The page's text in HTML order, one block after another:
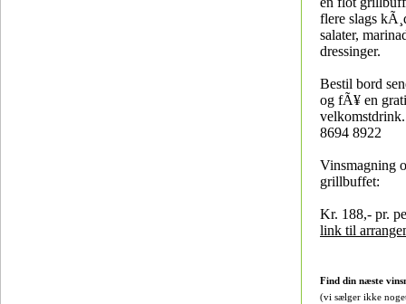
flere slags
salater,
dressinger.
Bestil bord
og fÃ¥ en
8694 8922
Vinsmagning
grillbuffet:
Kr. 188,- pr.
link til
Find din næste
(vi sælger ikke